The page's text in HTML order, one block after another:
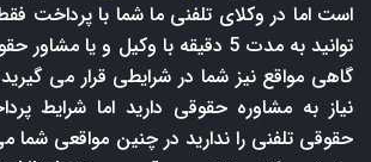
توانید به مدت 5 دقیقه با وکیل و یا
گاهی مواقع نیز شما در شرایطی قرار می
نیاز به مشاوره حقوقی دارید اما شرایط
حقوقی تلفنی را ندارید در چنین مواقعی شما